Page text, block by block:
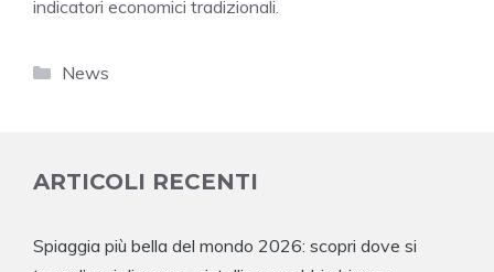
indicatori economici tradizionali.
Categorie
News
ARTICOLI RECENTI
Spiaggia più bella del mondo 2026: scopri dove si